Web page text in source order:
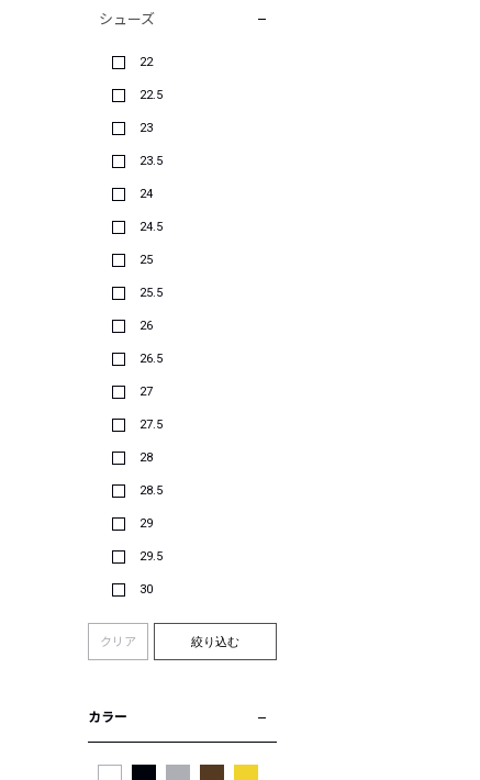
シューズ
22
22.5
23
23.5
24
24.5
25
25.5
26
26.5
27
27.5
28
28.5
29
29.5
30
クリア 絞り込む
カラー